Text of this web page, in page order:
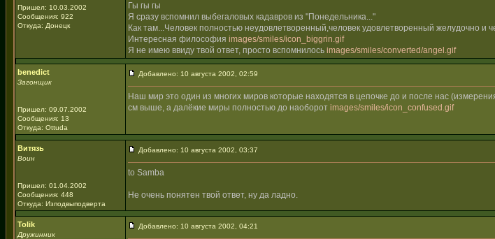
Пришел: 10.03.2002
Сообщения: 922
Откуда: Донецк
Гы гы гы
Я сразу вспомнил выбегаловых кадавров из "Понедельника..."
Как там...Человек полностью неудовлетворенный,человек удовлетворенный желудочно и
Интересная философия images/smiles/icon_biggrin.gif
Я не имею ввиду твой ответ, просто вспомнилось images/smiles/converted/angel.gif
benedict
Загонщик
Пришел: 09.07.2002
Сообщения: 13
Откуда: Ottuda
Добавлено: 10 августа 2002, 02:59
Наш мир это один из многих миров которые находятся в цепочке до и после нас
см выше, а далёкие миры полностью до наоборот images/smiles/icon_confused.gif
Витязь
Воин
Пришел: 01.04.2002
Сообщения: 448
Откуда: Изподвыподверта
Добавлено: 10 августа 2002, 03:37
to Samba
Не очень понятен твой ответ, ну да ладно.
Tolik
Дружинник
Добавлено: 10 августа 2002, 04:21